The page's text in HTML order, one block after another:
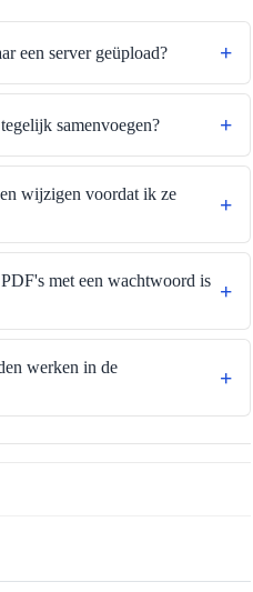
een server geüpload?
samenvoegen?
wijzigen voordat ik ze
met een wachtwoord is
werken in de